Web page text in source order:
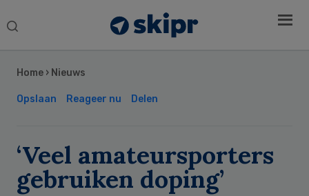
Search
Home › Nieuws
Opslaan Reageer nu Delen
‘Veel amateursporters
gebruiken doping’
Sidebar